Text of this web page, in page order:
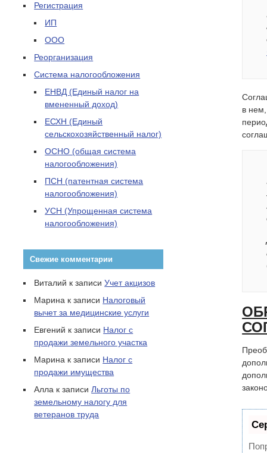
Регистрация
ИП
ООО
Реорганизация
Система налогообложения
ЕНВД (Единый налог на
вмененный доход)
ЕСХН (Единый
сельскохозяйственный налог)
ОСНО (общая система
налогообложения)
ПСН (патентная система
налогообложения)
УСН (Упрощенная система
налогообложения)
Свежие комментарии
Виталий к записиУчет акцизов
Марина к записи Налоговый
вычет за медицинские услуги
Евгений к записи Налог с
продажи земельного участка
Марина к записи Налог с
продажи имущества
Алла к записи Льготы по
земельному налогу для
ветеранов труда
в